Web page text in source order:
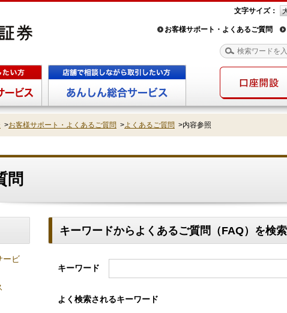
文字サイズ：
お客様サポート・よくあるご質問
>お客様サポート・よくあるご質問 >よくあるご質問 >内容参照
問
ービ
キーワードからよくあるご質問（FAQ）を検索
キーワード
よく検索されるキーワード